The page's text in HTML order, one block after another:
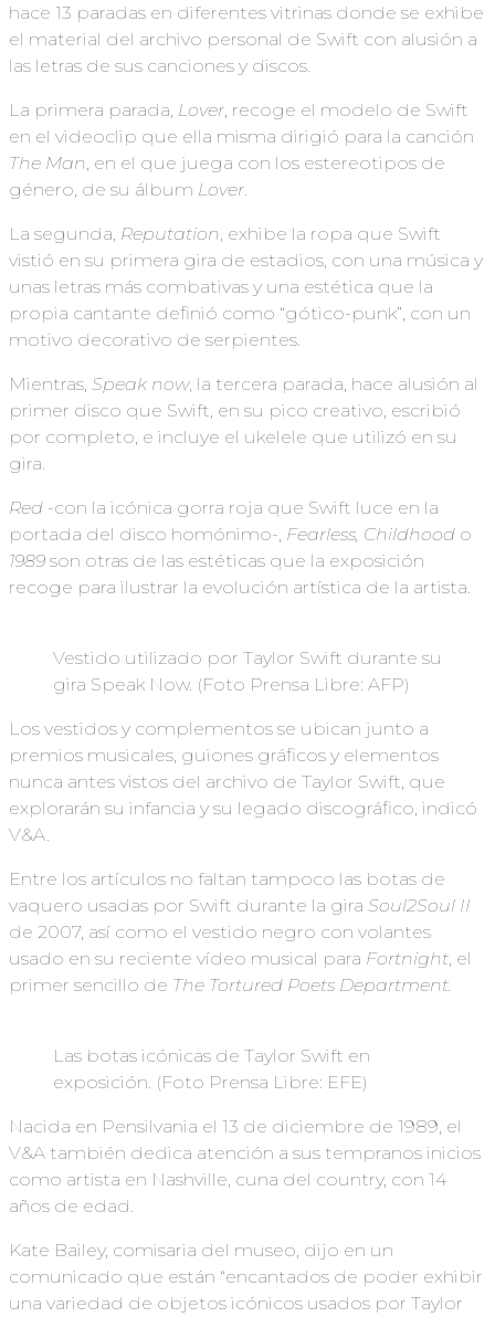
hace 13 paradas en diferentes vitrinas donde se exhibe
el material del archivo personal de Swift con alusión a
las letras de sus canciones y discos.
La primera parada, Lover, recoge el modelo de Swift
en el videoclip que ella misma dirigió para la canción
The Man, en el que juega con los estereotipos de
género, de su álbum Lover.
La segunda, Reputation, exhibe la ropa que Swift
vistió en su primera gira de estadios, con una música y
unas letras más combativas y una estética que la
propia cantante definió como “gótico-punk”, con un
motivo decorativo de serpientes.
Mientras, Speak now, la tercera parada, hace alusión al
primer disco que Swift, en su pico creativo, escribió
por completo, e incluye el ukelele que utilizó en su
gira.
Red -con la icónica gorra roja que Swift luce en la
portada del disco homónimo-, Fearless, Childhood o
1989 son otras de las estéticas que la exposición
recoge para ilustrar la evolución artística de la artista.
Vestido utilizado por Taylor Swift durante su
gira Speak Now. (Foto Prensa Libre: AFP)
Los vestidos y complementos se ubican junto a
premios musicales, guiones gráficos y elementos
nunca antes vistos del archivo de Taylor Swift, que
explorarán su infancia y su legado discográfico, indicó
V&A.
Entre los artículos no faltan tampoco las botas de
vaquero usadas por Swift durante la gira Soul2Soul II
de 2007, así como el vestido negro con volantes
usado en su reciente vídeo musical para Fortnight, el
primer sencillo de The Tortured Poets Department.
Las botas icónicas de Taylor Swift en
exposición. (Foto Prensa Libre: EFE)
Nacida en Pensilvania el 13 de diciembre de 1989, el
V&A también dedica atención a sus tempranos inicios
como artista en Nashville, cuna del country, con 14
años de edad.
Kate Bailey, comisaria del museo, dijo en un
comunicado que están “encantados de poder exhibir
una variedad de objetos icónicos usados por Taylor